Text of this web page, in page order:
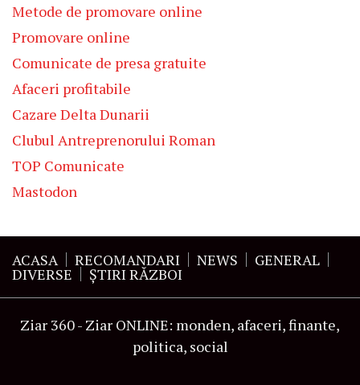
Metode de promovare online
Promovare online
Comunicate de presa gratuite
Afaceri profitabile
Cazare Delta Dunarii
Clubul Antreprenorului Roman
TOP Comunicate
Mastodon
ACASA RECOMANDARI NEWS GENERAL
DIVERSE ŞTIRI RĂZBOI
Ziar 360 - Ziar ONLINE: monden, afaceri, finante,
politica, social